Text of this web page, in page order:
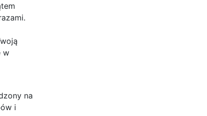
w
na
i